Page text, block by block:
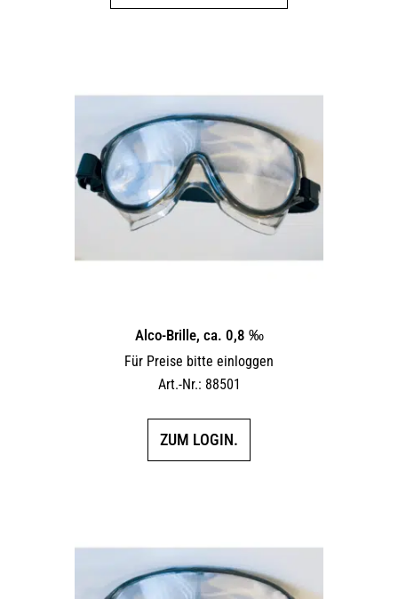
auf.
Optionen
können
auf
der
Alco-Brille, ca. 0,8 ‰
Für Preise bitte einloggen
Art.-Nr.: 88501
ZUM LOGIN.